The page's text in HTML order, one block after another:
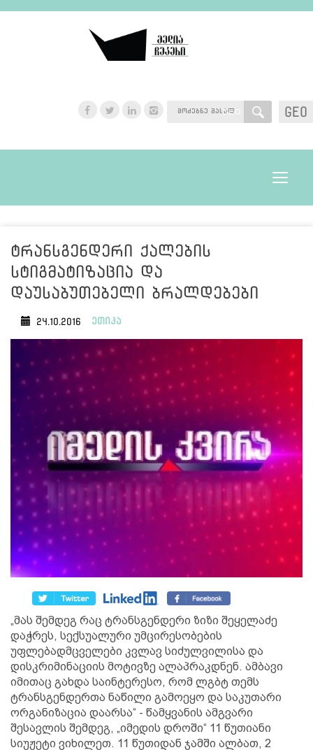
GEO
GEO
Toggle
ტრანსგენდერი ქალების
სტიგმატიზაცია და
დაუსაბუთებელი ბრალდებები
24.10.2016 ეთიკა
„მას შემდეგ რაც ტრანსგენდერი ზიზი შეყელაძე
დაჭრეს, სექსუალური უმცირესობების
უფლებადმცველები კვლავ სიძულვილისა და
დისკრიმინაციის მოტივზე ალაპრაკდნენ. ამბავი
იმითაც გახდა საინტერესო, რომ ლგბტ თემს
ტრანსგენდერთა ნაწილი გამოეყო და საკუთარი
ორგანიზაცია დაარსა“ - წამყვანის ამგვარი
შესავლის შემდეგ, „იმედის დროში“ 11 წუთიანი
სიუჟეტი ვიხილეთ. 11 წუთიდან ჯამში ალბათ, 2